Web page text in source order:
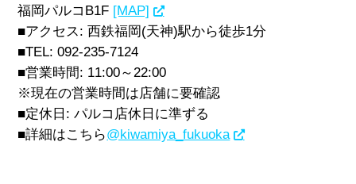
福岡パルコ B1F [MAP]
■アクセス: 西鉄福岡(天神)駅から徒歩1分
■TEL: 092-235-7124
■営業時間: 11:00～22:00
※現在の営業時間は店舗に要確認
■定休日 :パルコ店休日に準ずる
■詳細はこちら@kiwamiya_fukuoka